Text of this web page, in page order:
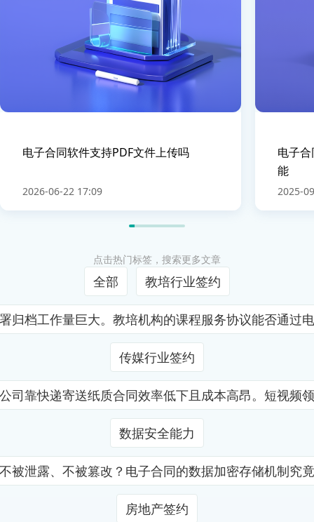
电子合同软件支持PDF文件上传吗
2026-06-22 17:09
电子
能
2025-
点击热门标签，搜索更多文章
全部 教培行业签约
归档工作量巨大。教培机构的课程服务协议能否通过
传媒行业签约
司靠快递寄送纸质合同效率低下且成本高昂。短视频
数据安全能力
被泄露、不被篡改？电子合同的数据加密存储机制究
房地产签约